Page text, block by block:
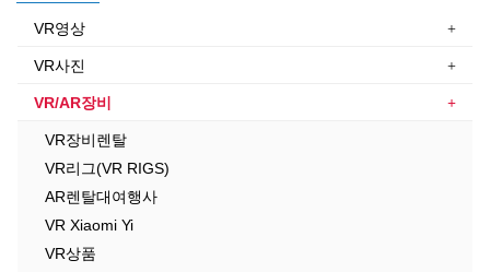
VR영상
VR사진
VR/AR장비
VR장비렌탈
VR리그(VR RIGS)
AR렌탈대여행사
VR Xiaomi Yi
VR상품